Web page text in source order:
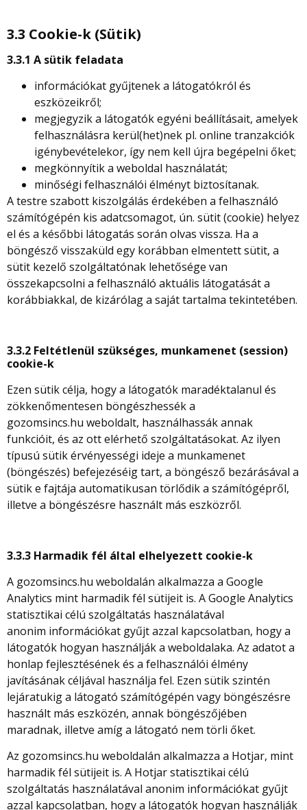
3.3 Cookie-k (Sütik)
3.3.1 A sütik feladata
információkat gyűjtenek a látogatókról és
eszközeikről;
megjegyzik a látogatók egyéni beállításait, amelyek
felhasználásra kerül(het)nek pl. online tranzakciók
igénybevételekor, így nem kell újra begépelni őket;
megkönnyítik a weboldal használatát;
minőségi felhasználói élményt biztosítanak.
A testre szabott kiszolgálás érdekében a felhasználó
számítógépén kis adatcsomagot, ún. sütit (cookie) helyez
el és a későbbi látogatás során olvas vissza. Ha a
böngésző visszaküld egy korábban elmentett sütit, a
sütit kezelő szolgáltatónak lehetősége van
összekapcsolni a felhasználó aktuális látogatását a
korábbiakkal, de kizárólag a saját tartalma tekintetében.
3.3.2 Feltétlenül szükséges, munkamenet (session)
cookie-k
Ezen sütik célja, hogy a látogatók maradéktalanul és
zökkenőmentesen böngészhessék a
gozomsincs.hu weboldalt, használhassák annak
funkcióit, és az ott elérhető szolgáltatásokat. Az ilyen
típusú sütik érvényességi ideje a munkamenet
(böngészés) befejezéséig tart, a böngésző bezárásával a
sütik e fajtája automatikusan törlődik a számítógépről,
illetve a böngészésre használt más eszközről.
3.3.3 Harmadik fél által elhelyezett cookie-k
A gozomsincs.hu weboldalán alkalmazza a Google
Analytics mint harmadik fél sütijeit is. A Google Analytics
statisztikai célú szolgáltatás használatával
anonim információkat gyűjt azzal kapcsolatban, hogy a
látogatók hogyan használják a weboldalaka. Az adatot a
honlap fejlesztésének és a felhasználói élmény
javításának céljával használja fel. Ezen sütik szintén
lejáratukig a látogató számítógépén vagy böngészésre
használt más eszközén, annak böngészőjében
maradnak, illetve amíg a látogató nem törli őket.
Az gozomsincs.hu weboldalán alkalmazza a Hotjar, mint
harmadik fél sütijeit is. A Hotjar statisztikai célú
szolgáltatás használatával anonim információkat gyűjt
azzal kapcsolatban, hogy a látogatók hogyan használják